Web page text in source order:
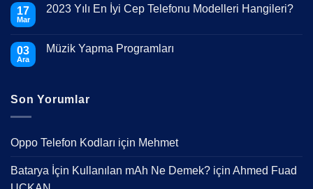
Ne
Yapmalıyım?
17
Mar
2023 Yılı En İyi Cep Telefonu Modelleri Hangileri?
Yılı
Hangileri?
03
Ara
Müzik Yapma Programları
Programları
Son Yorumlar
Oppo Telefon Kodları için Mehmet
Batarya İçin Kullanılan mAh Ne Demek? için Ahmed Fuad